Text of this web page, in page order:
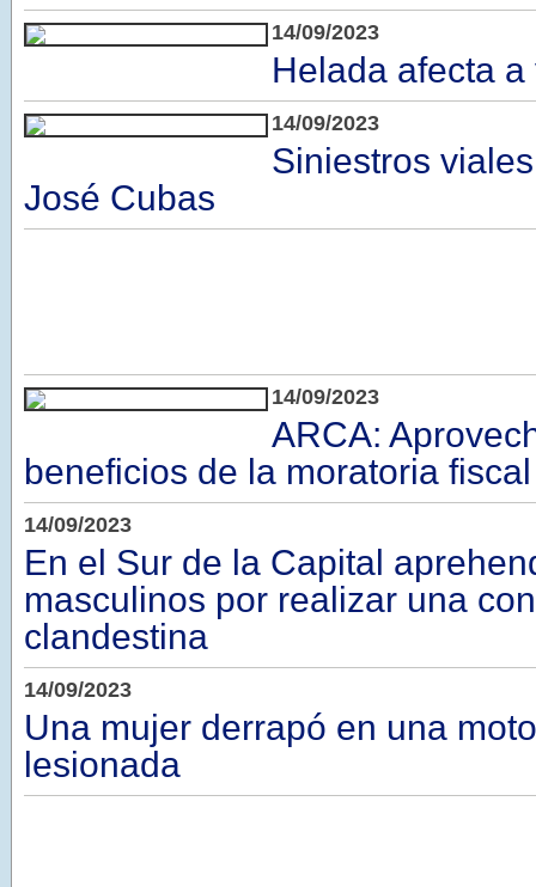
14/09/2023
Helada afecta
14/09/2023
Siniestros
José Cubas
14/09/2023
ARCA:
beneficios de la moratoria fiscal
14/09/2023
En el Sur de la Capital
masculinos por realizar una
clandestina
14/09/2023
Una mujer derrapó en una
lesionada